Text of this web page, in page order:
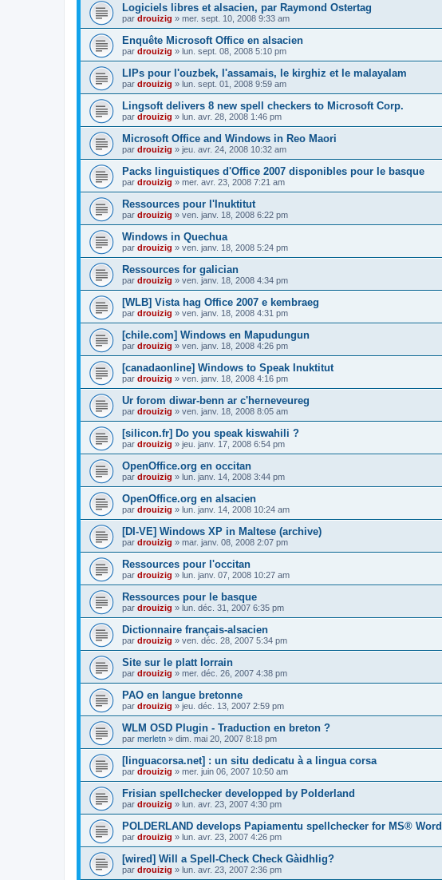
Logiciels libres et alsacien, par Raymond Ostertag
par drouizig » mer. sept. 10, 2008 9:33 am
Enquête Microsoft Office en alsacien
par drouizig » lun. sept. 08, 2008 5:10 pm
LIPs pour l'ouzbek, l'assamais, le kirghiz et le malayalam
par drouizig » lun. sept. 01, 2008 9:59 am
Lingsoft delivers 8 new spell checkers to Microsoft Corp.
par drouizig » lun. avr. 28, 2008 1:46 pm
Microsoft Office and Windows in Reo Maori
par drouizig » jeu. avr. 24, 2008 10:32 am
Packs linguistiques d'Office 2007 disponibles pour le basque
par drouizig » mer. avr. 23, 2008 7:21 am
Ressources pour l'Inuktitut
par drouizig » ven. janv. 18, 2008 6:22 pm
Windows in Quechua
par drouizig » ven. janv. 18, 2008 5:24 pm
Ressources for galician
par drouizig » ven. janv. 18, 2008 4:34 pm
[WLB] Vista hag Office 2007 e kembraeg
par drouizig » ven. janv. 18, 2008 4:31 pm
[chile.com] Windows en Mapudungun
par drouizig » ven. janv. 18, 2008 4:26 pm
[canadaonline] Windows to Speak Inuktitut
par drouizig » ven. janv. 18, 2008 4:16 pm
Ur forom diwar-benn ar c'herneveureg
par drouizig » ven. janv. 18, 2008 8:05 am
[silicon.fr] Do you speak kiswahili ?
par drouizig » jeu. janv. 17, 2008 6:54 pm
OpenOffice.org en occitan
par drouizig » lun. janv. 14, 2008 3:44 pm
OpenOffice.org en alsacien
par drouizig » lun. janv. 14, 2008 10:24 am
[DI-VE] Windows XP in Maltese (archive)
par drouizig » mar. janv. 08, 2008 2:07 pm
Ressources pour l'occitan
par drouizig » lun. janv. 07, 2008 10:27 am
Ressources pour le basque
par drouizig » lun. déc. 31, 2007 6:35 pm
Dictionnaire français-alsacien
par drouizig » ven. déc. 28, 2007 5:34 pm
Site sur le platt lorrain
par drouizig » mer. déc. 26, 2007 4:38 pm
PAO en langue bretonne
par drouizig » jeu. déc. 13, 2007 2:59 pm
WLM OSD Plugin - Traduction en breton ?
par merletn » dim. mai 20, 2007 8:18 pm
[linguacorsa.net] : un situ dedicatu à a lingua corsa
par drouizig » mer. juin 06, 2007 10:50 am
Frisian spellchecker developped by Polderland
par drouizig » lun. avr. 23, 2007 4:30 pm
POLDERLAND develops Papiamentu spellchecker for MS® Word
par drouizig » lun. avr. 23, 2007 4:26 pm
[wired] Will a Spell-Check Check Gàidhlig?
par drouizig » lun. avr. 23, 2007 2:36 pm